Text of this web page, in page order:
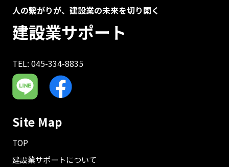
人の繋がりが、建設業の未来を切り開く
建設業サポート
TEL: 045-334-8835
Site Map
TOP
建設業サポートについて